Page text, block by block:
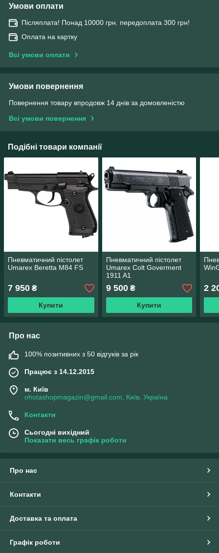
Умови оплати
Післяплата! Понад 10000 грн. передоплата 300 грн!
Оплата на картку
Всі умови оплати
Умови повернення
Повернення товару впродовж 14 днів за домовленістю
Всі умови повернення
Подібні товари компанії
Пневматичний пістолет
Umarex Beretta M84 FS
7 950 ₴
Купити
Пневматичний пістолет
Umarex Colt Goverment
1911 A1
9 500₴
Купити
2
Про нас
100% позитивних з 50 відгуків за рік
Працює з 14.12.2015
м. Київ
ohotashopmagazin@gmail.com, Київ, Україна
Контакти
Сьогодні вихідний
Показати весь графік роботи
Про нас
Контакти
Доставка та оплата
Графік роботи